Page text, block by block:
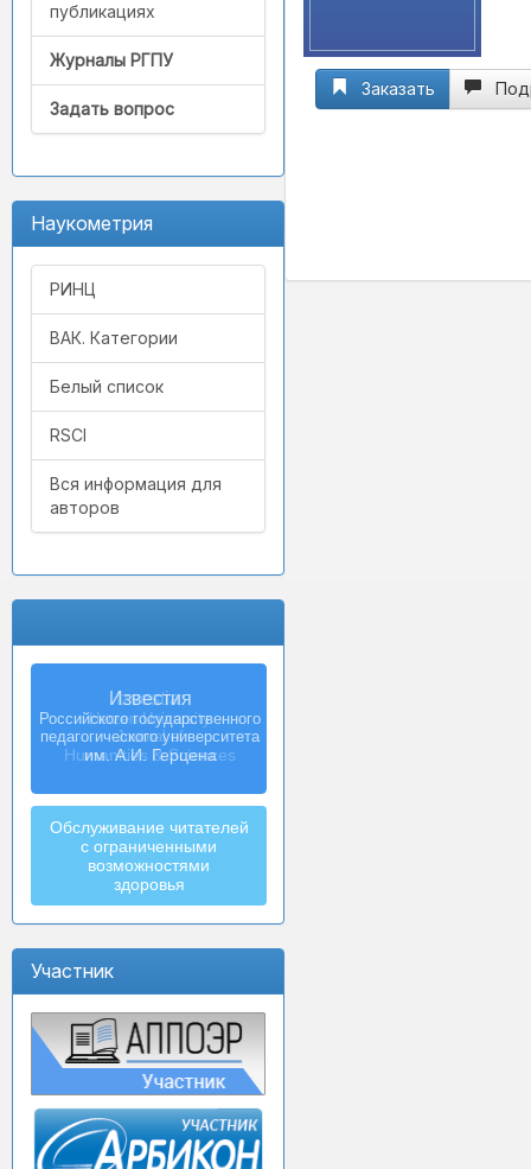
публикациях
Журналы РГПУ
Задать вопрос
Наукометрия
РИНЦ
ВАК. Категории
Белый список
RSCI
Вся информация для
авторов
Izvestia:
Herzen University
Journal of
Humanities & Sciences
Обслуживание читателей
с ограниченными
возможностями
здоровья
Участник
Заказать